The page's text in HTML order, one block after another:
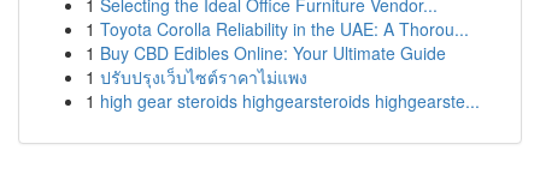
1 Selecting the Ideal Office Furniture Vendor...
1 Toyota Corolla Reliability in the UAE: A Thorou...
1 Buy CBD Edibles Online: Your Ultimate Guide
1 ปรับปรุงเว็บไซต์ราคาไม่แพง
1 high gear steroids highgearsteroids highgearste...